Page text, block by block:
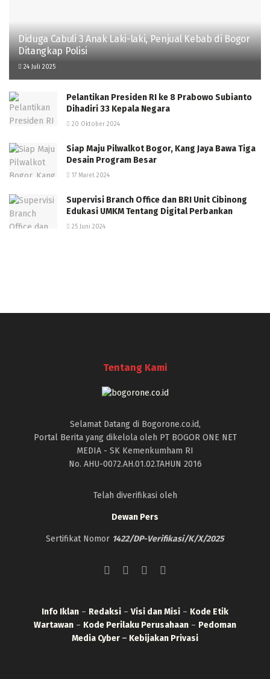
Diduga Cabuli 3 Anak Laki-laki, Penjual Kebab di Bogor
Ditangkap Polisi
24 Juli 2025
Pelantikan Presiden RI ke 8 Prabowo Subianto
Dihadiri 33 Kepala Negara
20 Oktober 2024
Siap Maju Pilwalkot Bogor, Kang Jaya Bawa Tiga
Desain Program Besar
17 Maret 2024
Supervisi Branch Office dan BRI Unit Cibinong
Edukasi UMKM Tentang Digital Perbankan
25 Juni 2024
Tentang Kami
Selamat Datang di Bogorone.co.id,
Portal Berita yang dikelola oleh PT BOGOR ONE NET
MEDIA - SK Kemenkumham RI
No. AHU-0072.AH.01.02.TAHUN 2016
Telah diverifikasi oleh
Dewan Pers
Sertifikat Nomor 1422/DP-Verifikasi/K/X/2025
Info Iklan – Redaksi – Visi dan Misi – Kode Etik
Wartawan – Kode Perilaku Perusahaan – Pedoman
Media Cyber – Kebijakan Privasi